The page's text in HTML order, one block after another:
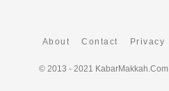
About Contact Privacy
© 2013 - 2021 KabarMakkah.Com